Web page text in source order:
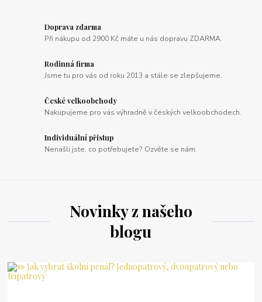
Doprava zdarma
Při nákupu od 2900 Kč máte u nás dopravu ZDARMA.
Rodinná firma
Jsme tu pro vás od roku 2013 a stále se zlepšujeme.
České velkoobchody
Nakupujeme pro vás výhradně v českých velkoobchodech.
Individuální přistup
Nenašli jste, co potřebujete? Ozvěte se nám.
Novinky z našeho
blogu